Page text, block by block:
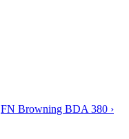
FN Browning BDA 380 ›